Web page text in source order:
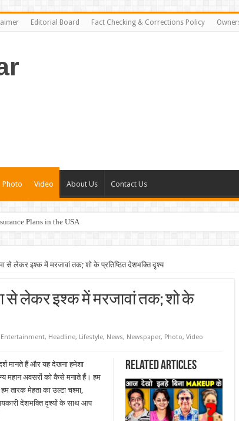
Editorial Board Fact Checking & Corrections Policy
Photo Video About Us Contact Us
Plans in the USA
से लेकर इश्क में मरजावां तक; शो के प्रतिष्ठित देशभक्ति दृश्य
से लेकर इश्क में मरजावां तक; शो के
Entertainment, Headline, Lifestyle, News, Newspaper, Photo, Video
Related Articles
मानते हैं और यह देखना हमेशा
महान अवसरों को कैसे मनाते हैं। हम
मेहता का उल्टा चश्मा,
देशभक्ति दृश्यों के साथ आप